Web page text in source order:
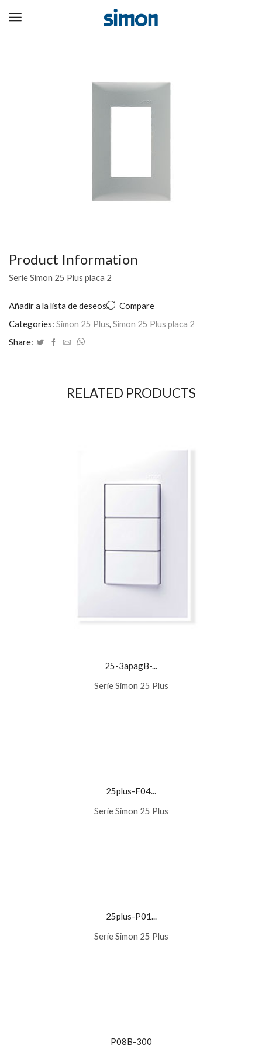
Menu
Product Information
Serie Simon 25 Plus placa 2
Añadir a la lista de deseos
Compare
Categories: Simon 25 Plus, Simon 25 Plus placa 2
Share:
RELATED PRODUCTS
25-3apagB-...
Serie Simon 25 Plus
25plus-F04...
Serie Simon 25 Plus
25plus-P01...
Serie Simon 25 Plus
P08B-300